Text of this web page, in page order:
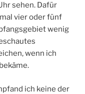
sehen. Dafür
vier oder fünf
wenig
wenn ich
ich keine der